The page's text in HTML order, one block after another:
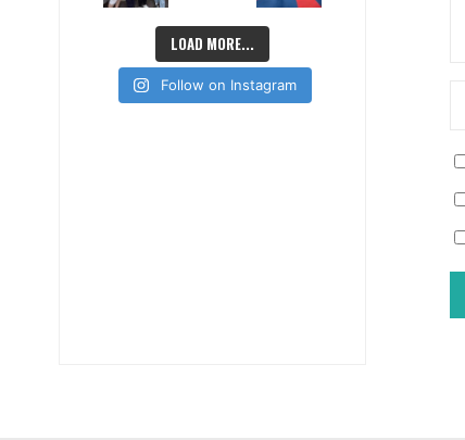
LOAD MORE...
Follow on Instagram